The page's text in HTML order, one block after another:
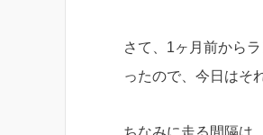
さて、1ヶ月前から
ったので、今日はそ